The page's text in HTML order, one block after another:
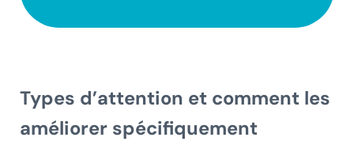
Types d’attention et comment les
améliorer spécifiquement